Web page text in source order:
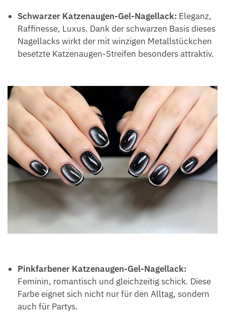
Schwarzer Katzenaugen-Gel-Nagellack: Eleganz,
Raffinesse, Luxus. Dank der schwarzen Basis dieses
Nagellacks wirkt der mit winzigen Metallstückchen
besetzte Katzenaugen-Streifen besonders attraktiv.
Pinkfarbener Katzenaugen-Gel-Nagellack:
Feminin, romantisch und gleichzeitig schick. Diese
Farbe eignet sich nicht nur für den Alltag, sondern
auch für Partys.